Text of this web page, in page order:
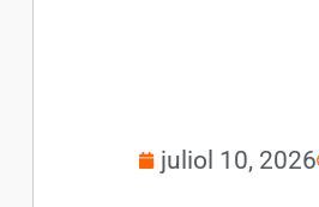
juliol 10, 2026